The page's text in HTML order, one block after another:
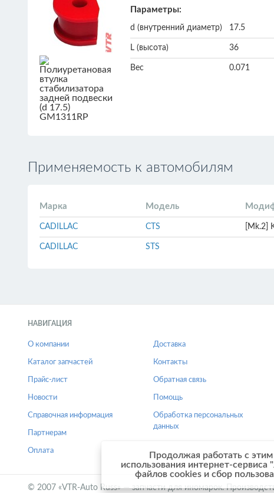
Параметры:
d (внутренний диаметр) 17.5
L (высота) 36
Вес 0.071
Применяемость к автомобилям
Марка Модель
CADILLAC CTS [Mk.2]
CADILLAC STS
НАВИГАЦИЯ
О компании
Каталог запчастей
Прайс-лист
Новости
Справочная информация
Партнерам
Оплата
Доставка
Контакты
Обратная связь
Помощь
Обработка персональных
данных
© 2007 «VTR-Auto Russ» — запчасти для иномарок.
Продолжая работать с
использования интернет-
файлов cookies и сбор